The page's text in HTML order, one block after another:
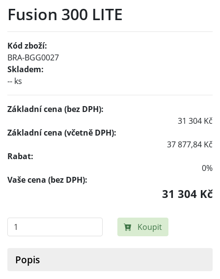
Fusion 300 LITE
Kód zboží:
BRA-BGG0027
Skladem:
-- ks
Základní cena (bez DPH):
31 304 Kč
Základní cena (včetně DPH):
37 877,84 Kč
Rabat:
0%
Vaše cena (bez DPH):
31 304 Kč
Koupit
Popis